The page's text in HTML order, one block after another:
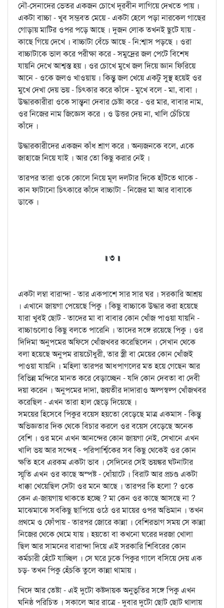
নৌ-সেনাদের ভেতর একজন চোখে দূরবীন লাগিয়ে দেখতে পায় ।
একটা বাচ্চা - খুব সম্ভবত মেয়ে - একটা হেলে পড়া নারকেল গাছের
গোড়ায় মাটির ওপর পড়ে আছে । দুজন লোক তখনই ছুটে যায় -
কাছে গিয়ে দেখে । বাচ্চাটা বেঁচে আছে - নি:শ্বাস পড়ছে । ওরা
বাচ্চাটাকে ভাল করে পরীক্ষা করে - সমুদ্রের জল পেটে বিশেষ
যায়নি দেখে আশ্বস্ত হয় । ওর চোখে মুখে জল দিয়ে জ্ঞান ফিরিয়ে
আনে - ওকে জলও খাওয়ায় । কিন্তু জল খেয়ে একটু সুস্থ হয়েই ওর
মুখে দেখা দেয় ভয় - চিত্কার করে কাঁদে - মুখে বলে - মা, বাবা ।
উদ্ধারকারীরা ওকে সান্ত্বনা দেবার চেষ্টা করে - ওর মার, বাবার নাম,
ওর নিজের নাম জিজ্ঞেস করে । ও উত্তর দেয় না, খালি চেঁচিয়ে
কাঁদে ।
উদ্ধারকারীদের একজন কাঁধ শ্রাগ করে । অন্যজনকে বলে, একে
জাহাজে নিয়ে যাই । আর তো কিছু করার নেই ।
তারপর তারা ওকে কোলে নিয়ে মূল দলটার দিকে হাঁটতে থাকে -
কান ফাটানো চিত্কারে কাঁদে বাচ্চাটা - নিজের মা আর বাবাকে
ডাকে ।
॥ ৩ ॥
একটা লম্বা বারান্দা - তার একপাশে সার সার ঘর । সরকারি আশ্রয়
। এখানে জায়গা পেয়েছে পিকু । কিছু বাচ্চাকে উদ্ধার করা হয়েছে
যারা খুবই ছোট - তাদের মা বা বাবার কোন খোঁজ পাওয়া যায়নি -
বাচ্চাগুলোও কিছু বলতে পারেনি । তাদের সঙ্গে রয়েছে পিকু । ওর
দিদিমা অনুপমের অফিসে খোঁজখবর করেছিলেন । সেখান থেকে
বলা হয়েছে অনুপম রায়চৌধুরী, তার স্ত্রী বা মেয়ের কোন খোঁজই
পাওয়া যায়নি । মহিলা তারপর আধপাগলের মত হয়ে গেছেন আর
বিভিন্ন মন্দিরে মানত করে বেড়াচ্ছেন - যদি কোন দেবতা বা দেবী
দয়া করেন । অনুপমের দাদা, জয়তীর দাদারাও অল্পস্বল্প খোঁজখবর
করেছিল - এখন তারা হাল ছেড়ে দিয়েছে ।
সময়ের হিসেবে পিকুর বয়েস হয়তো বেড়েছে মাত্র একমাস - কিন্তু
অভিজ্ঞতার দিক থেকে বিচার করলে ওর বয়েস বেড়েছে অনেক
বেশি । ওর মনে এখন আনন্দের কোন জায়গা নেই, সেখানে এখন
খালি ভয় আর সন্দেহ - পরিপার্শ্বিকের সব কিছু থেকেই ওর কোন
ক্ষতি হবে এরকম একটা ভাব । সেদিনের সেই ভয়ঙ্কর ঘটনাটার
স্মৃতি এখন ওর কাছে অস্পষ্ট - ধোঁয়াটে । বিরাট আর প্রচণ্ড একটা
ধাক্কা খেয়েছিল সেটা ওর মনে আছে । তারপর কি হলো ? ওকে
কেন এ-জায়গায় থাকতে হচ্ছে ? মা কেন ওর কাছে আসছে না ?
মাঝেমাঝে সবকিছু ছাপিয়ে ওঠে ওর মায়ের ওপর অভিমান । তখন
প্রথমে ও ফোঁপায় - তারপর জোরে কান্না । বেশিরভাগ সময় সে কান্না
নিজের থেকে থেমে যায় । হয়তো বা কখনো ঘরের দরজা খোলা
ছিল আর সামনের বারান্দা দিয়ে এই সরকারি শিবিরের কোন
কর্মচারী হেঁটে যাচ্ছিল । সে ঘরে ঢুকে পিকুর গালে বসিয়ে দেয় এক
চড়- তখন পিকু হেঁচকি তুলে কান্না থামায় ।
খিদে আর তেষ্টা - এই দুটো কষ্টদায়ক অনুভূতির সঙ্গে পিকু এখন
ঘনিষ্ঠ পরিচিত । সকালে আর রাত্রে - দুবার দুটো ছোট ছোট থালায়